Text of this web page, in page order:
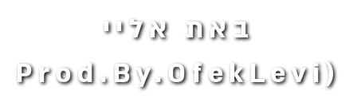
‏באת אליי
(Prod.By.OfekLevi